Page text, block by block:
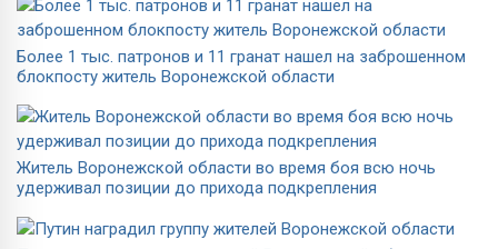
Более 1 тыс. патронов и 11 гранат нашел на заброшенном
блокпосту житель Воронежской области
Житель Воронежской области во время боя всю ночь
удерживал позиции до прихода подкрепления